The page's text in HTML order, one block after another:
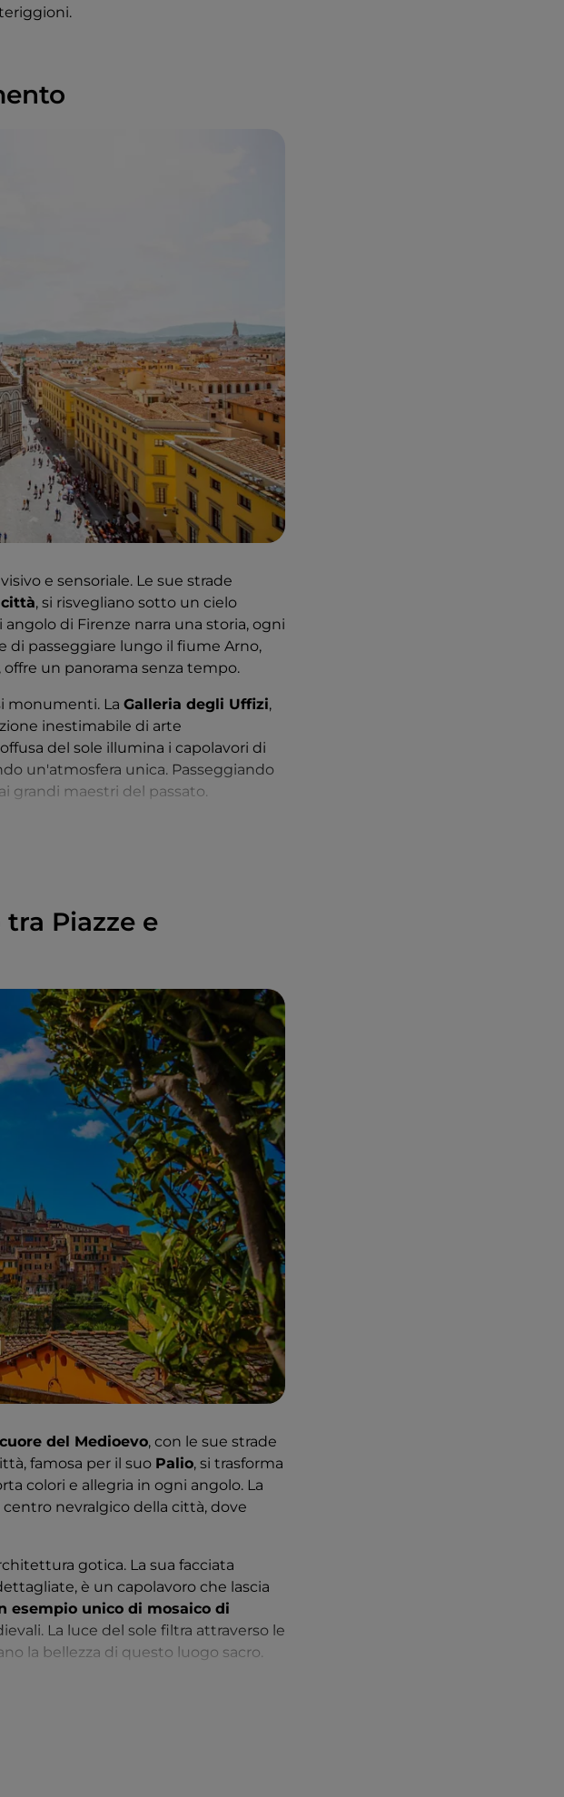
e sensoriale. Le sue strade
, si risvegliano sotto un cielo
di Firenze narra una storia, ogni
di passeggiare lungo il fiume Arno,
un panorama senza tempo.
monumenti. La Galleria degli Uffizi,
inestimabile di arte
del sole illumina i capolavori di
un'atmosfera unica. Passeggiando
grandi maestri del passato.
di arte e natura. I
illampredotto, un panino
La primavera è il momento
da un bicchiere diChianti
, vino
Nettuno e il Palazzo Vecchio, un
quotidiana, creando un legame
in quest'area vi porterà alla scoperta
David di Michelangelo, situato nella
multisensoriale. Dalle sue strade
alla sua cucina ricca, ogni
Piazze e
del Medioevo, con le sue strade
famosa per il suo Palio, si trasforma
colori e allegria in ogni angolo. La
centro nevralgico della città, dove
gotica. La sua facciata
è un capolavoro che lascia
esempio unico di mosaico di
La luce del sole filtra attraverso le
la bellezza di questo luogo sacro.
e cultura. Ogni angolo rivela
dalla